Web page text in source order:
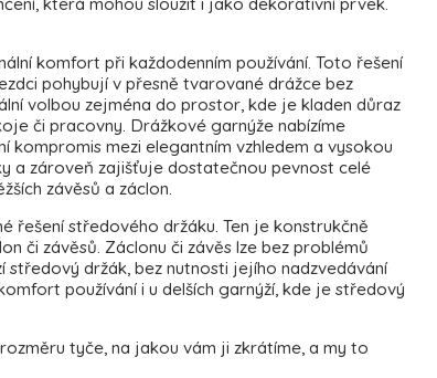
komfort při každodenním používání. Toto řešení
pohybují v přesně tvarované drážce bez
volbou zejména do prostor, kde je kladen důraz
či pracovny. Drážkové garnýže nabízíme
mezi elegantním vzhledem a vysokou
a zároveň zajišťuje dostatečnou pevnost celé
závěsů a záclon.
řešení středového držáku. Ten je konstrukčně
či závěsů. Záclonu či závěs lze bez problémů
středový držák, bez nutnosti jejího nadzvedávání
používání i u delších garnýží, kde je středový
tyče, na jakou vám ji zkrátíme, a my to